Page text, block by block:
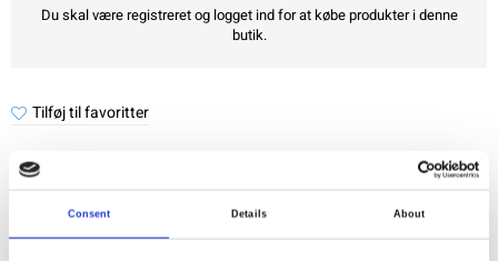
Consent Details About
Du skal være registreret og logget ind for at købe produkter i denne
butik.
Tilføj til favoritter
Kvalitet
Hurtig